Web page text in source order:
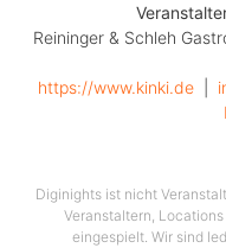
Reininger & Schleh
https://www.kinki.de
Diginights ist nicht
Veranstaltern,
eingespielt. Wir sind